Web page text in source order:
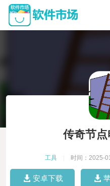
传奇节
工具 时间：2025-
安卓下载